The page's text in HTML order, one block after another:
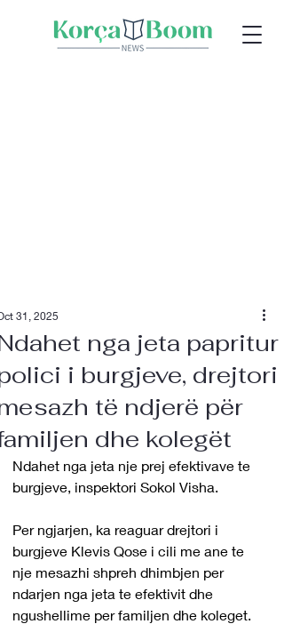
nga jeta papritur
i burgjeve, drejtori
të ndjerë për
dhe kolegët
31, 2025
Ndahet nga jeta nje prej efektivave te
burgjeve, inspektori Sokol Visha.
Per ngjarjen, ka reaguar drejtori i
burgjeve Klevis Qose i cili me ane te
nje mesazhi shpreh dhimbjen per
ndarjen nga jeta te efektivit dhe
ngushellime per familjen dhe koleget.